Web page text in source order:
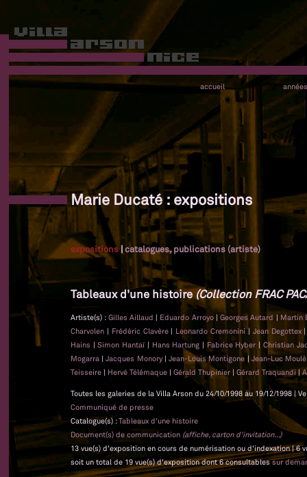
accueil années
Marie Ducaté : expositions
expositions|catalogues, publications (artiste)
Tableaux d'une histoire(Collection FRAC
Artiste(s) : Gilles Aillaud | Eduardo Arroyo |Georges Autard | Martin
Charvolen | Frédéric Clavère | Leonardo Cremonini| Jean Degottex
Hains |Simon Hantaï | Hans Hartung | Fabrice Hyber | Christian
Mogarra |Jacques Monory |Jean-Louis Montigone | Jean-Luc
Teisseire | Hervé Télémaque | Gérald Thupinier | Gérard Traquandi |
Toutes les galeries de la Villa Arson du 24/10/1998 au 19/12/1998 |
Communiqué de presse
Catalogue(s) :Tableaux d'une histoire
Document(s) de communication (affiche, carton d'invitation...)
13 vue(s) d'exposition en cours de numérisation ou d'indexation | 6
soit un total de 19 vue(s) d'exposition dont 6 consultablessur